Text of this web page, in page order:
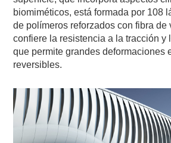
biomiméticos, está formada por 108
de polímeros reforzados con fibra de
confiere la resistencia a la tracción y
que permite grandes deformaciones
reversibles.